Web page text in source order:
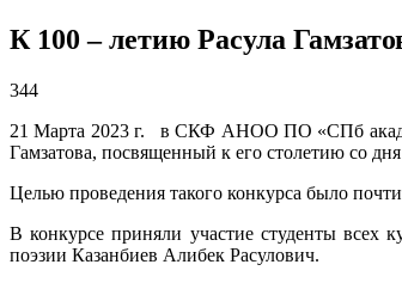
К 100 – летию Расула
344
21 Марта 2023 г. в СКФ АНОО ПО «СПб
Гамзатова, посвященный к его столетию со
Целью проведения такого конкурса было
В конкурсе приняли участие студенты всех
поэзии Казанбиев Алибек Расулович.